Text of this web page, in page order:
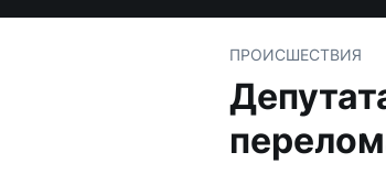
ПРОИСШЕСТВИЯ